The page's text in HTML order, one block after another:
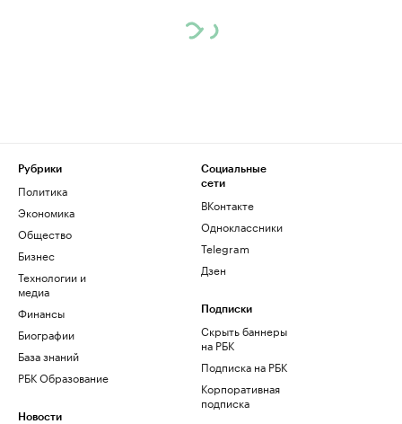
Рубрики
Политика
Экономика
Общество
Бизнес
Технологии и
медиа
Финансы
Биографии
База знаний
РБК Образование
Новости
Социальные
сети
ВКонтакте
Одноклассники
Telegram
Дзен
Подписки
Скрыть баннеры
на РБК
Подписка на РБК
Корпоративная
подписка